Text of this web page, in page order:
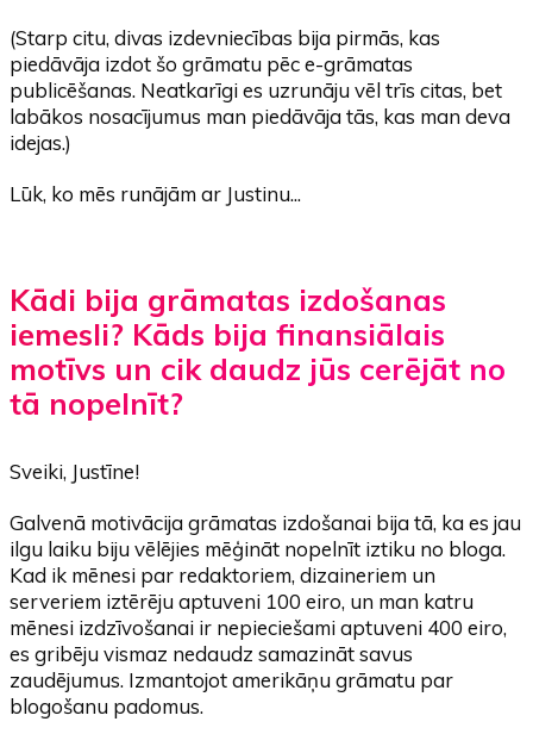
(Starp citu, divas izdevniecības bija pirmās, kas
piedāvāja izdot šo grāmatu pēc e-grāmatas
publicēšanas. Neatkarīgi es uzrunāju vēl trīs citas, bet
labākos nosacījumus man piedāvāja tās, kas man deva
idejas.)
Lūk, ko mēs runājām ar Justinu...
Kādi bija grāmatas izdošanas
iemesli? Kāds bija finansiālais
motīvs un cik daudz jūs cerējāt no
tā nopelnīt?
Sveiki, Justīne!
Galvenā motivācija grāmatas izdošanai bija tā, ka es jau
ilgu laiku biju vēlējies mēģināt nopelnīt iztiku no bloga.
Kad ik mēnesi par redaktoriem, dizaineriem un
serveriem iztērēju aptuveni 100 eiro, un man katru
mēnesi izdzīvošanai ir nepieciešami aptuveni 400 eiro,
es gribēju vismaz nedaudz samazināt savus
zaudējumus. Izmantojot amerikāņu grāmatu par
blogošanu padomus.